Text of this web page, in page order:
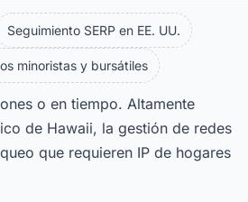
Seguimiento SERP en EE. UU.
minoristas y bursátiles
o en tiempo. Altamente
de Hawaii, la gestión de redes
que requieren IP de hogares